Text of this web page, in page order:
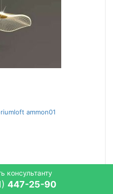
ammon01
консультанту
447-25-90